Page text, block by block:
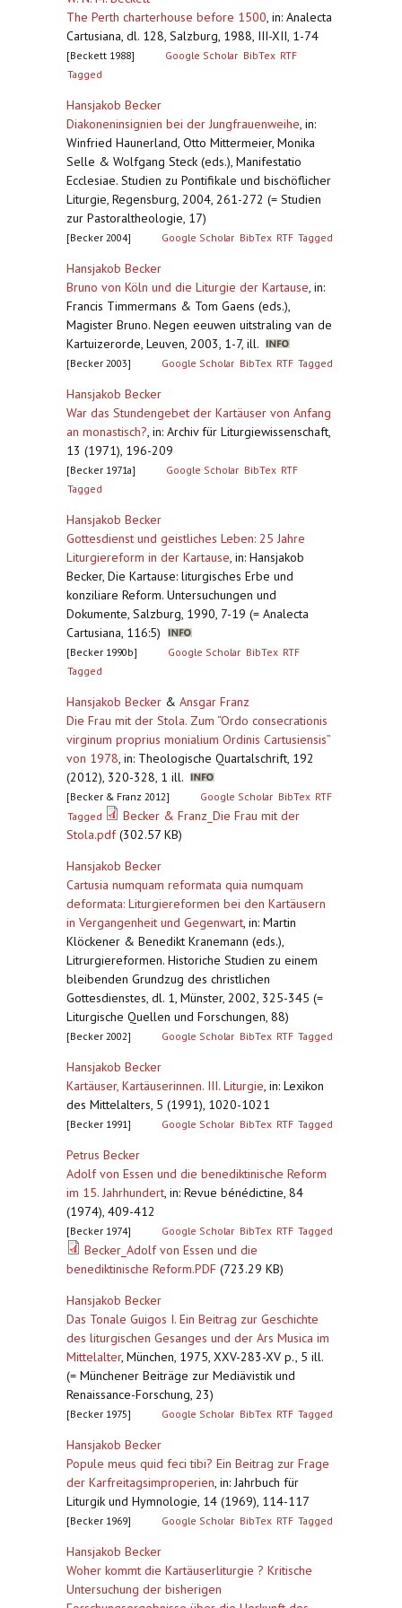
The Perth charterhouse before 1500, in: Analecta
Cartusiana, dl. 128, Salzburg, 1988, III-XII, 1-74
[Beckett 1988] Google Scholar BibTex RTF
Tagged
Hansjakob Becker
Diakoneninsignien bei der Jungfrauenweihe, in:
Winfried Haunerland, Otto Mittermeier, Monika
Selle & Wolfgang Steck (eds.), Manifestatio
Ecclesiae. Studien zu Pontifikale und bischöflicher
Liturgie, Regensburg, 2004, 261-272 (= Studien
zur Pastoraltheologie, 17)
[Becker 2004] Google Scholar BibTex RTF Tagged
Hansjakob Becker
Bruno von Köln und die Liturgie der Kartause, in:
Francis Timmermans & Tom Gaens (eds.),
Magister Bruno. Negen eeuwen uitstraling van de
Kartuizerorde, Leuven, 2003, 1-7, ill.
[Becker 2003] Google Scholar BibTex RTF Tagged
Hansjakob Becker
War das Stundengebet der Kartäuser von Anfang
an monastisch?, in: Archiv für Liturgiewissenschaft,
13 (1971), 196-209
[Becker 1971a] Google Scholar BibTex RTF
Tagged
Hansjakob Becker
Gottesdienst und geistliches Leben: 25 Jahre
Liturgiereform in der Kartause, in: Hansjakob
Becker, Die Kartause: liturgisches Erbe und
konziliare Reform. Untersuchungen und
Dokumente, Salzburg, 1990, 7-19 (= Analecta
Cartusiana, 116:5)
[Becker 1990b] Google Scholar BibTex RTF
Tagged
Hansjakob Becker & Ansgar Franz
Die Frau mit der Stola. Zum “Ordo consecrationis
virginum proprius monialium Ordinis Cartusiensis”
von 1978, in: Theologische Quartalschrift, 192
(2012), 320-328, 1 ill.
[Becker & Franz 2012] Google Scholar BibTex RTF
Tagged
Becker & Franz_Die Frau mit der
Stola.pdf(302.57 KB)
Hansjakob Becker
Cartusia numquam reformata quia numquam
deformata: Liturgiereformen bei den Kartäusern
in Vergangenheit und Gegenwart, in: Martin
Klöckener & Benedikt Kranemann (eds.),
Litrurgiereformen. Historiche Studien zu einem
bleibenden Grundzug des christlichen
Gottesdienstes, dl. 1, Münster, 2002, 325-345 (=
Liturgische Quellen und Forschungen, 88)
[Becker 2002] Google Scholar BibTex RTF Tagged
Hansjakob Becker
Kartäuser, Kartäuserinnen. III. Liturgie, in: Lexikon
des Mittelalters, 5 (1991), 1020-1021
[Becker 1991] Google Scholar BibTex RTF Tagged
Petrus Becker
Adolf von Essen und die benediktinische Reform
im 15. Jahrhundert, in: Revue bénédictine, 84
(1974), 409-412
[Becker 1974] Google Scholar BibTex RTF Tagged
Becker_Adolf von Essen und die
benediktinische Reform.PDF (723.29 KB)
Hansjakob Becker
Das Tonale Guigos I. Ein Beitrag zur Geschichte
des liturgischen Gesanges und der Ars Musica im
Mittelalter, München, 1975, XXV-283-XV p., 5 ill.
(= Münchener Beiträge zur Mediävistik und
Renaissance-Forschung, 23)
[Becker 1975] Google Scholar BibTex RTF Tagged
Hansjakob Becker
Popule meus quid feci tibi? Ein Beitrag zur Frage
der Karfreitagsimproperien, in: Jahrbuch für
Liturgik und Hymnologie, 14 (1969), 114-117
[Becker 1969] Google Scholar BibTex RTF Tagged
Hansjakob Becker
Woher kommt die Kartäuserliturgie ? Kritische
Untersuchung der bisherigen